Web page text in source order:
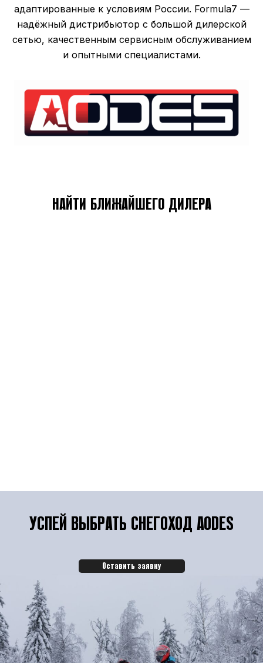
адаптированные к условиям России. Formula7 —
надёжный дистрибьютор с большой дилерской
сетью, качественным сервисным обслуживанием
и опытными специалистами.
НАЙТИ БЛИЖАЙШЕГО ДИЛЕРА
УСПЕЙ ВЫБРАТЬ СНЕГОХОД AODES
Оставить заявку